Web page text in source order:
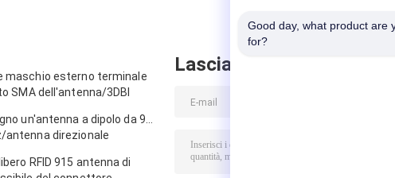
maschio esterno terminale
SMA dell'antenna/3DBI
un'antenna a dipolo da 915
antenna direzionale
RFID 915 antenna di
Lasciare messaggio
Good day, what product are
for?